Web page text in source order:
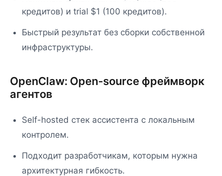
кредитов) и trial $1 (100 кредитов).
Быстрый результат без сборки собственной
инфраструктуры.
OpenClaw: Open-source фреймворк
агентов
Self-hosted стек ассистента с локальным
контролем.
Подходит разработчикам, которым нужна
архитектурная гибкость.